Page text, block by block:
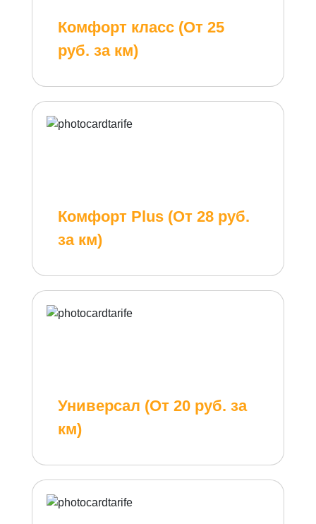
Комфорт класс (От 25
руб. за км)
Комфорт Plus (От 28 руб.
за км)
Универсал (От 20 руб. за
км)